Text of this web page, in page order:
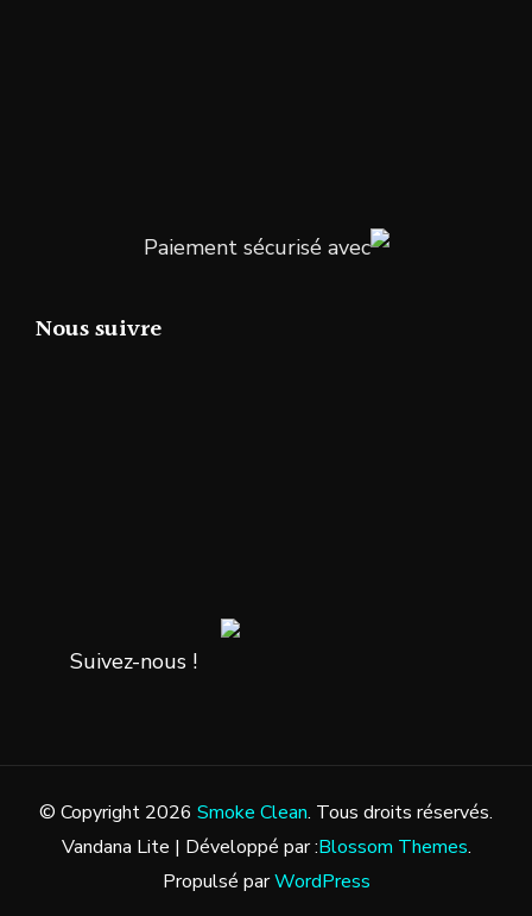
Paiement sécurisé avec
Nous suivre
Suivez-nous !
© Copyright 2026 Smoke Clean. Tous droits réservés.
Vandana Lite | Développé par :Blossom Themes.
Propulsé parWordPress